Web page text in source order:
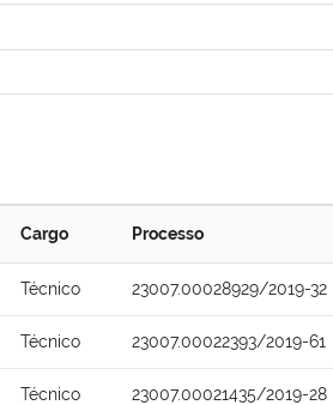
Cargo Processo
Técnico 23007.00028929/2019-32
Técnico 23007.00022393/2019-61
Técnico 23007.00021435/2019-28